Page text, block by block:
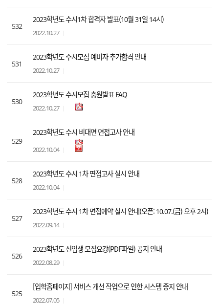
532
2023학년도 수시1차 합격자 발표(10월 31일 14시)
2022.10.27
531
2023학년도 수시모집 예비자 추가합격 안내
2022.10.27
530
2023학년도 수시모집 충원발표 FAQ
2022.10.27
529
2023학년도 수시 비대면 면접고사 안내
2022.10.04
528
2023학년도 수시 1차 면접고사 실시 안내
2022.10.04
527
2023학년도 수시 1차 면접예약 실시 안내(오픈: 10.07.(금) 오후 2시)
2022.09.14
526
2023학년도 신입생 모집요강(PDF파일) 공지 안내
2022.08.29
525
[입학홈페이지] 서비스 개선 작업으로 인한 시스템 중지 안내
2022.07.05